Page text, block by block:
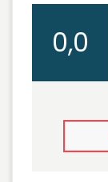
0,0